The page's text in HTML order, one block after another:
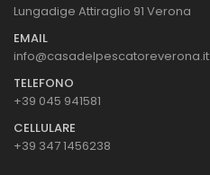
Lungadige Attiraglio 91 Verona
EMAIL
info@casadelpescatoreverona.it
TELEFONO
+39 045 941581
CELLULARE
+39 347 1456238